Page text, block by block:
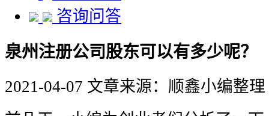
咨询问答
泉州注册公司股东可以有多少呢？
2021-04-07 文章来源：顺鑫小编整理